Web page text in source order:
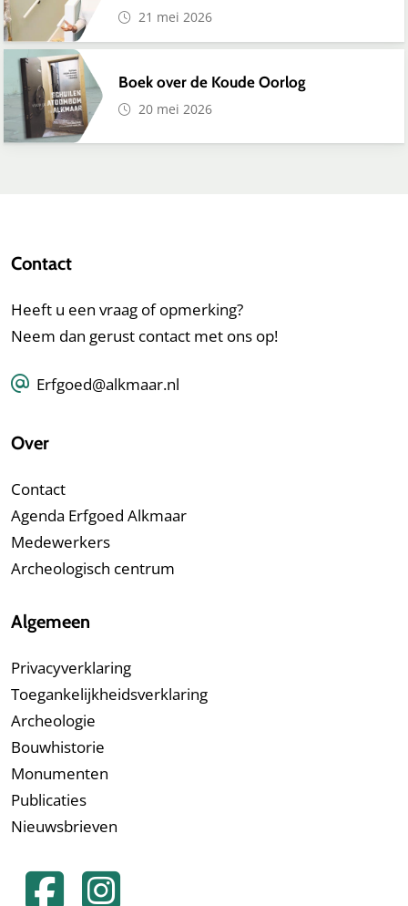
21 mei 2026
Boek over de Koude Oorlog
20 mei 2026
Contact
Heeft u een vraag of opmerking?
Neem dan gerust contact met ons op!
Erfgoed@alkmaar.nl
Over
Contact
Agenda Erfgoed Alkmaar
Medewerkers
Archeologisch centrum
Algemeen
Privacyverklaring
Toegankelijkheidsverklaring
Archeologie
Bouwhistorie
Monumenten
Publicaties
Nieuwsbrieven